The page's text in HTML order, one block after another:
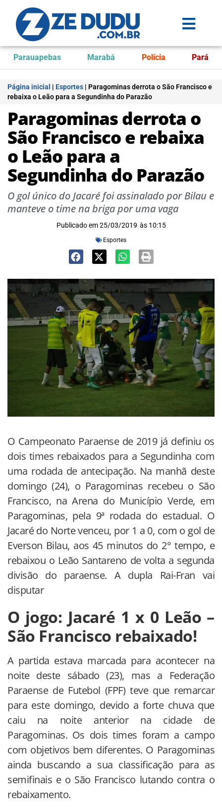
Parauapebas Marabá Polícia Pará
Página inicial | Esportes | Paragominas derrota o São Francisco e
rebaixa o Leão para a Segundinha do Parazão
Paragominas derrota o
São Francisco e rebaixa
o Leão para a
Segundinha do Parazão
O gol único do Jacaré foi assinalado por Bilau e
manteve o time na briga por uma vaga
Publicado em 25/03/2019 às 10:15
Esportes
O Campeonato Paraense de 2019 já definiu os
dois times rebaixados para a Segundinha com
uma rodada de antecipação. Na manhã deste
domingo (24), o Paragominas recebeu o São
Francisco, na Arena do Município Verde, em
Paragominas, pela 9ª rodada do estadual. O
Jacaré do Norte venceu, por 1 a 0, com o gol de
Everson Bilau, aos 45 minutos do 2° tempo, e
rebaixou o Leão Santareno de volta a segunda
divisão do paraense. A dupla Rai-Fran vai
disputar
O jogo: Jacaré 1 x 0 Leão –
São Francisco rebaixado!
A partida estava marcada para acontecer na
noite deste sábado (23), mas a Federação
Paraense de Futebol (FPF) teve que remarcar
para este domingo, devido a forte chuva que
caiu na noite anterior na cidade de
Paragominas. Os dois times foram a campo
com objetivos bem diferentes. O Paragominas
ainda buscando a sua classificação para as
semifinais e o São Francisco lutando contra o
rebaixamento.